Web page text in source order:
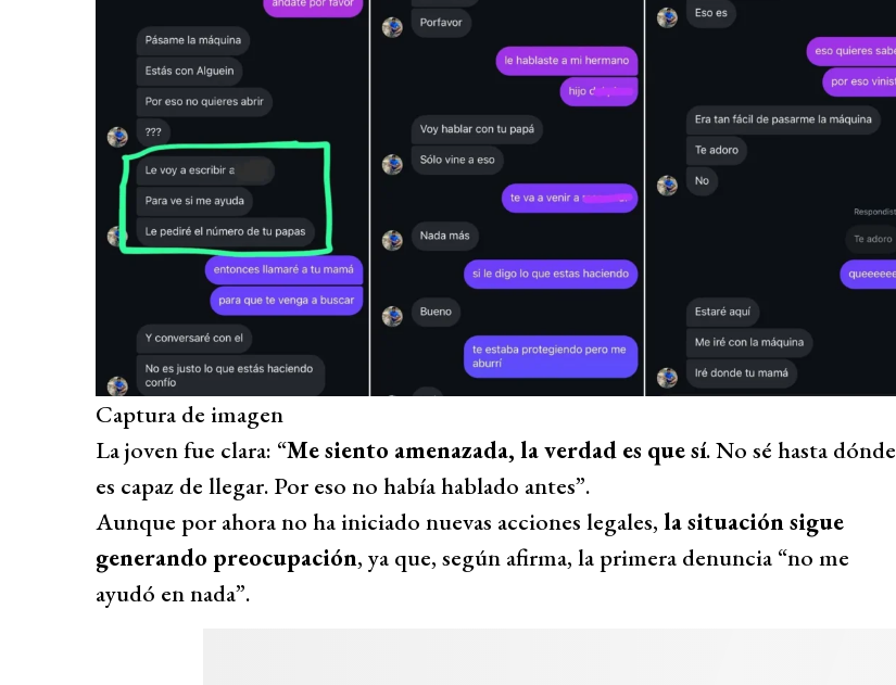
Captura de imagen
La joven fue clara: “Me siento amenazada, la verdad es que sí. No sé hasta dónde
es capaz de llegar. Por eso no había hablado antes”.
Aunque por ahora no ha iniciado nuevas acciones legales, la situación sigue
generando preocupación, ya que, según afirma, la primera denuncia “no me
ayudó en nada”.